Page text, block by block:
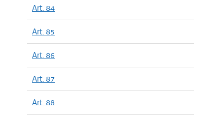
Art. 84
Art. 85
Art. 86
Art. 87
Art. 88